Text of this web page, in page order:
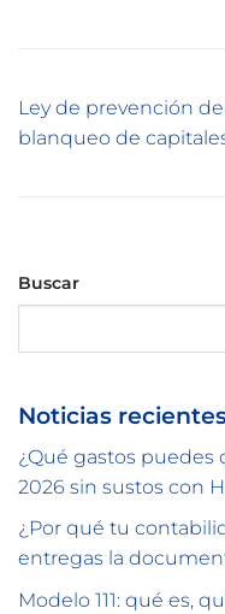
Ley de prevención del
blanqueo de
Buscar
Noticias
¿Qué gastos
2026 sin sustos con
¿Por qué tu
entregas la
Modelo 111: qué es,